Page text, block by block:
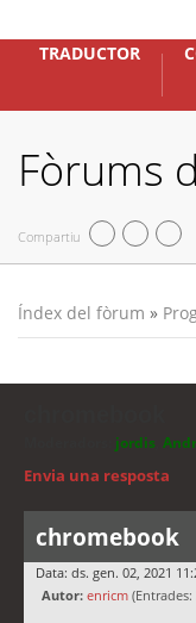
TRADUCTOR
Fòrums
Compartiu
Índex del fòrum »
jordis
Envia una resposta
chromebook
Data: ds. gen. 02, 2021
Autor: enricm (Entrades: